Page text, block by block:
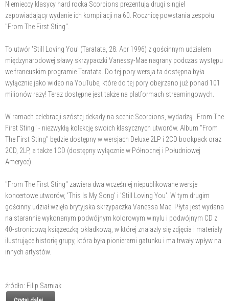
Niemieccy klasycy hard rocka Scorpions prezentują drugi singiel
zapowiadający wydanie ich kompilacji na 60. Rocznicę powstania zespołu
"From The First Sting".
To utwór 'Still Loving You' (Taratata, 28. Apr 1996) z gościnnym udziałem
międzynarodowej sławy skrzypaczki Vanessy-Mae nagrany podczas występu
we francuskim programie Taratata. Do tej pory wersja ta dostępna była
wyłącznie jako wideo na YouTube, które do tej pory obejrzano już ponad 101
milionów razy! Teraz dostępne jest także na platformach streamingowych.
W ramach celebracji szóstej dekady na scenie Scorpions, wydadzą "From The
First Sting" - niezwykłą kolekcję swoich klasycznych utworów. Album "From
The First Sting" będzie dostępny w wersjach Deluxe 2LP i 2CD bookpack oraz
2CD, 2LP, a także 1CD (dostępny wyłącznie w Północnej i Południowej
Ameryce).
"From The First Sting" zawiera dwa wcześniej niepublikowane wersje
koncertowe utworów, 'This Is My Song' i 'Still Loving You'. W tym drugim
gościnny udział wzięła brytyjska skrzypaczka Vanessa Mae. Płyta jest wydana
na starannie wykonanym podwójnym kolorowym winylu i podwójnym CD z
40-stronicową książeczką okładkową, w której znalazły się zdjęcia i materiały
ilustrujące historię grupy, która była pionierami gatunku i ma trwały wpływ na
innych artystów.
źródło: Filip Sarniak